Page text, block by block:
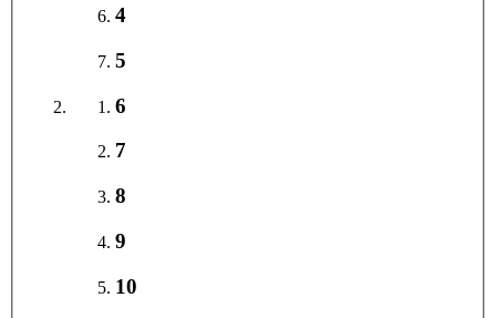
4
5
6
7
8
9
10